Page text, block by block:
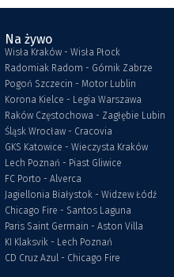
Na żywo
Wisła Kraków - Wisła Płock
Radomiak Radom - Górnik Zabrze
Pogoń Szczecin - Motor Lublin
Korona Kielce - Legia Warszawa
Raków Częstochowa - Zagłębie Lubin
Śląsk Wrocław - Cracovia
GKS Katowice - Wieczysta Kraków
Lech Poznań - Piast Gliwice
FC Porto - Alverca
Jagiellonia Białystok - Widzew Łódź
Chicago Fire - Santos Laguna
Paris Saint Germain - Aston Villa
KI Klaksvik - Lech Poznań
CD Cruz Azul - Chicago Fire